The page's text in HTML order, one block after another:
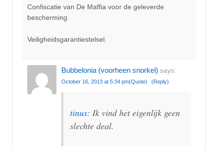
Confiscatie van De Maffia voor de geleverde
bescherming.
Veiligheidsgarantiestelsel.
Bubbelonia (voorheen snorkel) says:
October 16, 2013 at 5:34 pm(Quote) (Reply)
tinus: Ik vind het eigenlijk geen
slechte deal.